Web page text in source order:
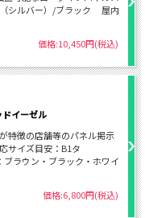
シルバー）/ブラック 屋内
価格:10,450円(税込)
ドイーゼル
特徴の店舗等のパネル掲示
サイズ目安：B1タ
ラウン・ブラック・ホワイ
価格:6,800円(税込)